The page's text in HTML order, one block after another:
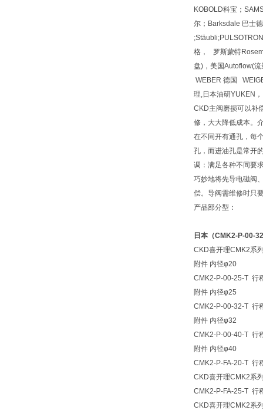
KOBOLD科宝；
尔；Barksdale 巴士
格， 罗斯蒙特
盘)，美国Autoflow(
WEBER 德国
理,日本油研YUKEN
CKD主阀磨损可以补
修，大大降低成本。
在不同开有通孔，每
孔，而进油孔是常开
调：满足各种不同要
巧妙地将先导电磁阀
偿。导阀需维修时只
产品部分型：
日本（CMK2-P-00-
CKD喜开理CMK2
附件 内径φ20
CMK2-P-00-25-T
附件 内径φ25
CMK2-P-00-32-T
附件 内径φ32
CMK2-P-00-40-T
附件 内径φ40
CMK2-P-FA-20-T
CKD喜开理CMK2
CMK2-P-FA-25-T
CKD喜开理CMK2